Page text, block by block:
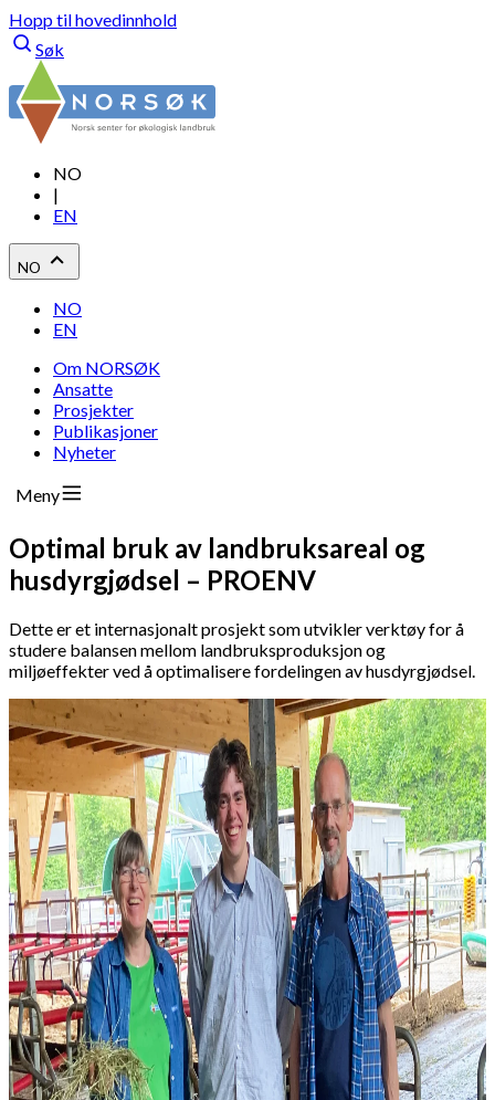
Hopp til hovedinnhold
Søk
NO
|
EN
NO
NO
EN
Om NORSØK
Ansatte
Prosjekter
Publikasjoner
Nyheter
Meny
Optimal bruk av landbruksareal og
husdyrgjødsel – PROENV
Dette er et internasjonalt prosjekt som utvikler verktøy for å
studere balansen mellom landbruksproduksjon og
miljøeffekter ved å optimalisere fordelingen av husdyrgjødsel.